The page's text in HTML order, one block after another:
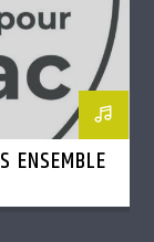
ENSEMBLE